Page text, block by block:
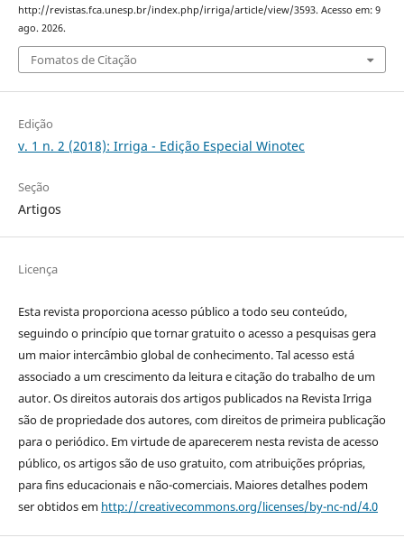
http://revistas.fca.unesp.br/index.php/irriga/article/view/3593. Acesso em: 9
ago. 2026.
Fomatos de Citação
Edição
v. 1 n. 2 (2018): Irriga - Edição Especial Winotec
Seção
Artigos
Licença
Esta revista proporciona acesso público a todo seu conteúdo,
seguindo o princípio que tornar gratuito o acesso a pesquisas gera
um maior intercâmbio global de conhecimento. Tal acesso está
associado a um crescimento da leitura e citação do trabalho de um
autor. Os direitos autorais dos artigos publicados na Revista Irriga
são de propriedade dos autores, com direitos de primeira publicação
para o periódico. Em virtude de aparecerem nesta revista de acesso
público, os artigos são de uso gratuito, com atribuições próprias,
para fins educacionais e não-comerciais. Maiores detalhes podem
ser obtidos em http://creativecommons.org/licenses/by-nc-nd/4.0